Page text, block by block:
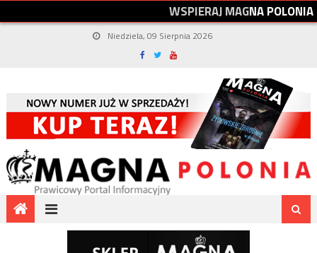
WSPIERAJMAGNAPOLONIA
Niedziela, 09 Sierpnia 2026